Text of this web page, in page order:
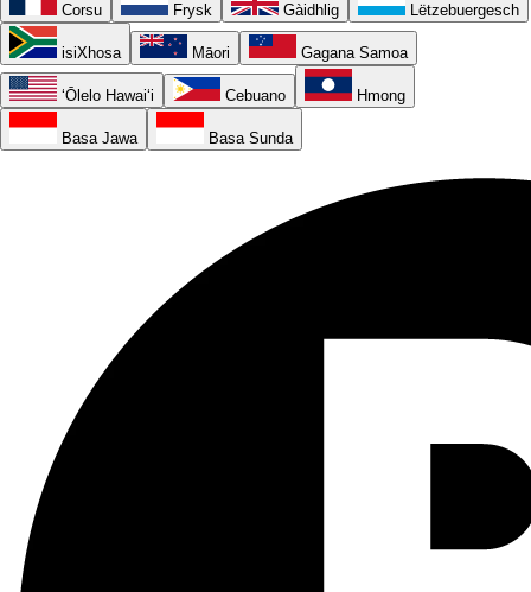
Corsu Frysk Gàidhlig Lëtzebuergesch
isiXhosa Māori Gagana Samoa
ʻŌlelo Hawaiʻi Cebuano Hmong
Basa Jawa Basa Sunda